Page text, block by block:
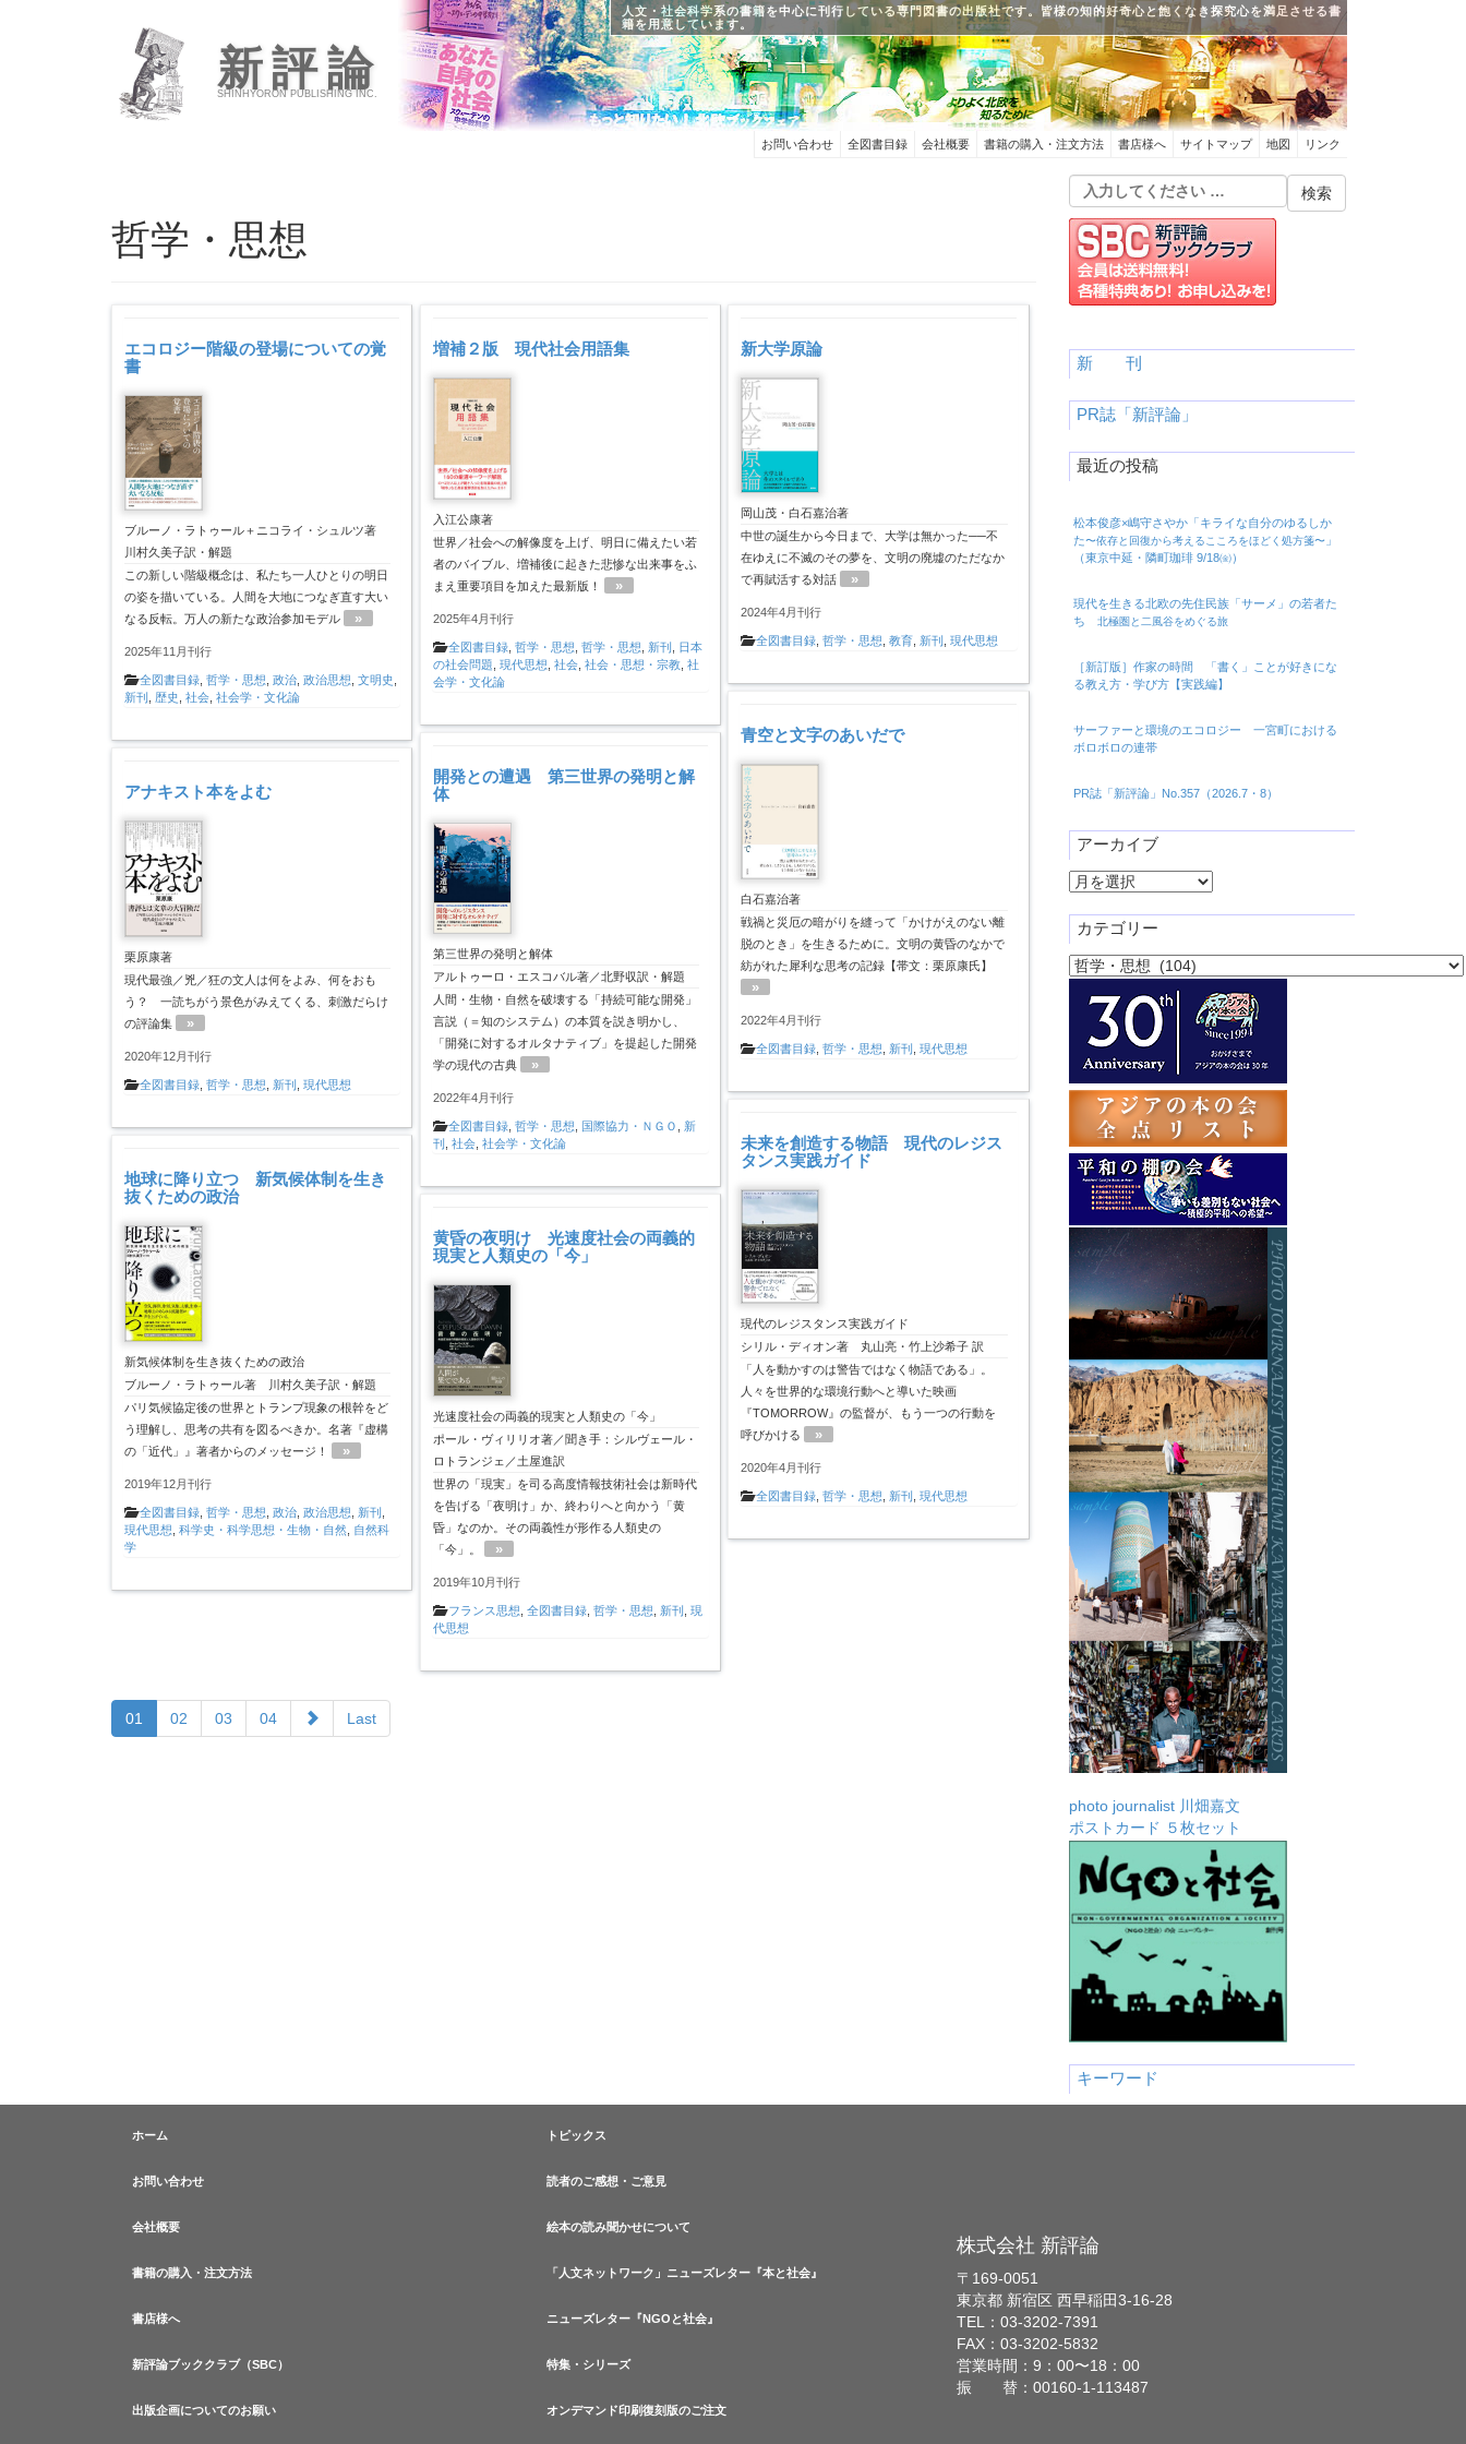
新評論
SHINHYORON PUBLISHING INC.
人文・社会科学系の書籍を中心に刊行している専門図書の出版社です。皆様の知的好奇心と飽くなき探究心を満足させる書
籍を用意しています。
お問い合わせ 全図書目録 会社概要 書籍の購入・注文方法 書店様へ サイトマップ 地図 リンク
哲学・思想
エコロジー階級の登場についての覚
書
ブルーノ・ラトゥール＋ニコライ・シュルツ著
川村久美子訳・解題
この新しい階級概念は、私たち一人ひとりの明日
の姿を描いている。人間を大地につなぎ直す大い
なる反転。万人の新たな政治参加モデル
»
2025年11月刊行
全図書目録 哲学・思想 政治 政治思想 文明史
新刊
歴史 社会 社会学・文化論
増補２版 現代社会用語集
入江公康著
世界／社会への解像度を上げ、明日に備えたい若
者のバイブル、増補後に起きた悲惨な出来事をふ
まえ重要項目を加えた最新版！
»
2025年4月刊行
全図書目録, 哲学・思想 哲学・思想 新刊
日本
の社会問題 現代思想 社会, 社会・思想・宗教, 社
会学・文化論
新大学原論
岡山茂・白石嘉治著
中世の誕生から今日まで、大学は無かった──不
在ゆえに不滅のその夢を、文明の廃墟のただなか
で再賦活する対話
»
2024年4月刊行
全図書目録 ,哲学・思想 ,教育 新刊 ,現代思想
青空と文字のあいだで
白石嘉治著
戦禍と災厄の暗がりを縫って「かけがえのない離
脱のとき」を生きるために。文明の黄昏のなかで
紡がれた犀利な思考の記録【帯文：栗原康氏】
»
2022年4月刊行
全図書目録,哲学・思想,新刊 ,現代思想
開発との遭遇 第三世界の発明と解
体
第三世界の発明と解体
アルトゥーロ・エスコバル著／北野収訳・解題
人間・生物・自然を破壊する「持続可能な開発」
言説（＝知のシステム）の本質を説き明かし、
「開発に対するオルタナティブ」を提起した開発
学の現代の古典
»
2022年4月刊行
全図書目録, 哲学・思想 国際協力・ＮＧＯ
新
刊 社会, 社会学・文化論
アナキスト本をよむ
栗原康著
現代最強／兇／狂の文人は何をよみ、何をおも
う？ 一読ちがう景色がみえてくる、刺激だらけ
の評論集
»
2020年12月刊行
全図書目録 哲学・思想 新刊 現代思想
未来を創造する物語 現代のレジス
タンス実践ガイド
現代のレジスタンス実践ガイド
シリル・ディオン著 丸山亮・竹上沙希子 訳
「人を動かすのは警告ではなく物語である」。
人々を世界的な環境行動へと導いた映画
『TOMORROW』の監督が、もう一つの行動を
呼びかける
»
2020年4月刊行
全図書目録,哲学・思想,新刊 ,現代思想
地球に降り立つ 新気候体制を生き
抜くための政治
新気候体制を生き抜くための政治
ブルーノ・ラトゥール著 川村久美子訳・解題
パリ気候協定後の世界とトランプ現象の根幹をど
う理解し、思考の共有を図るべきか。名著『虚構
の「近代」』著者からのメッセージ！
»
2019年12月刊行
全図書目録 哲学・思想 政治 政治思想 新刊
現代思想 科学史・科学思想・生物・自然 自然科
学
黄昏の夜明け 光速度社会の両義的
現実と人類史の「今」
光速度社会の両義的現実と人類史の「今」
ポール・ヴィリリオ著／聞き手：シルヴェール・
ロトランジェ／土屋進訳
世界の「現実」を司る高度情報技術社会は新時代
を告げる「夜明け」か、終わりへと向かう「黄
昏」なのか。その両義性が形作る人類史の
「今」。
»
2019年10月刊行
フランス思想 全図書目録, 哲学・思想 新刊 現
代思想
01 02 03 04 Last
新 刊
PR誌「新評論」
最近の投稿
松本俊彦×嶋守さやか「キライな自分のゆるしか
た〜依存と回復から考えるこころをほどく処方箋〜」
（東京中延・隣町珈琲 9/18㈮）
現代を生きる北欧の先住民族「サーメ」の若者た
ち 北極圏と二風谷をめぐる旅
［新訂版］作家の時間 「書く」ことが好きにな
る教え方・学び方【実践編】
サーファーと環境のエコロジー 一宮町における
ボロボロの連帯
PR誌「新評論」No.357（2026.7・8）
アーカイブ
ア
カ
イ
ブ
カテゴリー
カ
photo journalist 川畑嘉文
ポストカード ５枚セット
キーワード
ホーム
お問い合わせ
会社概要
書籍の購入・注文方法
書店様へ
新評論ブッククラブ（SBC）
出版企画についてのお願い
トピックス
読者のご感想・ご意見
絵本の読み聞かせについて
「人文ネットワーク」ニューズレター『本と社会』
ニューズレター『NGOと社会』
特集・シリーズ
オンデマンド印刷復刻版のご注文
株式会社 新評論
〒169-0051
東京都 新宿区 西早稲田3-16-28
TEL：03-3202-7391
FAX：03-3202-5832
営業時間：9：00〜18：00
振 替：00160-1-113487